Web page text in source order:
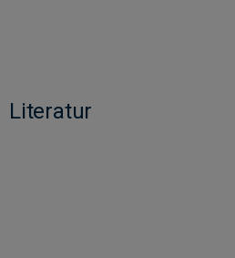
Literatur